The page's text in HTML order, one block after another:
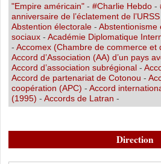
"Empire américain"- #Charlie Hebdo-
anniversaire de l’éclatement de l’URSS
Abstention électorale- Abstentionisme
sociaux- Académie Diplomatique
- Accomex (Chambre de commerce et
Accord d’Association (AA) d’un pays
Accord d’association subrégional-
Accord de partenariat de Cotonou -
coopération (APC) - Accord
(1995) - Accords de Latran -
Direction